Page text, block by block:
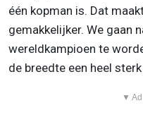
één kopman is. Dat
gemakkelijker. We gaan
wereldkampioen te
de breedte een heel
▼ Ad